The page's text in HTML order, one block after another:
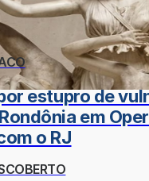
estupro de
em
o RJ